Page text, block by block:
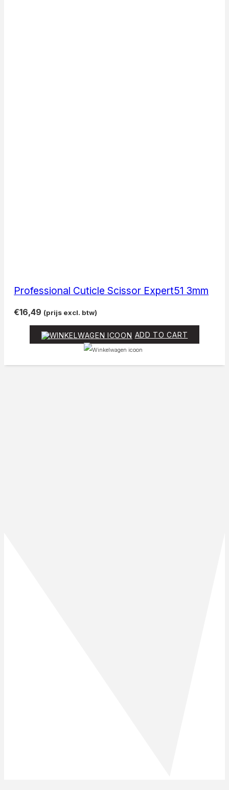
Professional Cuticle Scissor Expert51 3mm
€16,49 (prijs excl. btw)
ADD TO CART